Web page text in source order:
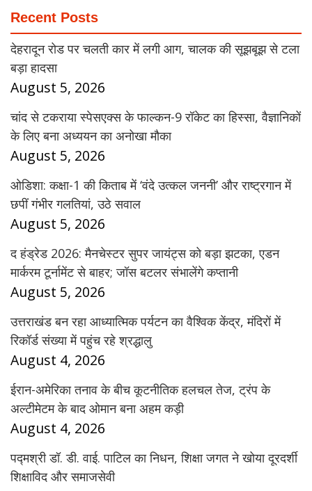
Recent Posts
देहरादून रोड पर चलती कार में लगी आग, चालक की सूझबूझ से टला
बड़ा हादसा
August 5, 2026
चांद से टकराया स्पेसएक्स के फाल्कन-9 रॉकेट का हिस्सा, वैज्ञानिकों
के लिए बना अध्ययन का अनोखा मौका
August 5, 2026
ओडिशा: कक्षा-1 की किताब में ‘वंदे उत्कल जननी’ और राष्ट्रगान में
छपीं गंभीर गलतियां, उठे सवाल
August 5, 2026
द हंड्रेड 2026: मैनचेस्टर सुपर जायंट्स को बड़ा झटका, एडन
मार्करम टूर्नामेंट से बाहर; जॉस बटलर संभालेंगे कप्तानी
August 5, 2026
उत्तराखंड बन रहा आध्यात्मिक पर्यटन का वैश्विक केंद्र, मंदिरों में
रिकॉर्ड संख्या में पहुंच रहे श्रद्धालु
August 4, 2026
ईरान-अमेरिका तनाव के बीच कूटनीतिक हलचल तेज, ट्रंप के
अल्टीमेटम के बाद ओमान बना अहम कड़ी
August 4, 2026
पद्मश्री डॉ. डी. वाई. पाटिल का निधन, शिक्षा जगत ने खोया दूरदर्शी
शिक्षाविद और समाजसेवी